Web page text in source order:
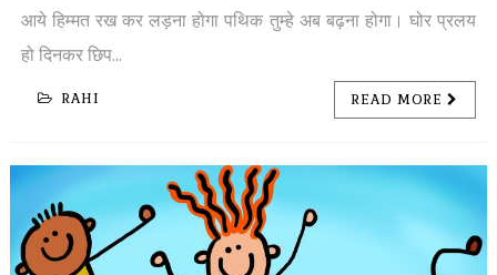
आये हिम्मत रख कर लड़ना होगा पथिक तुम्हे अब बढ़ना होगा। घोर प्रलय
हो दिनकर छिप...
RAHI READ MORE